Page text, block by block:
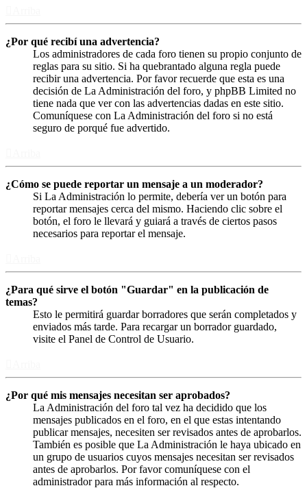
¿Por qué recibí una advertencia?
Los administradores de cada foro tienen su propio conjunto de
reglas para su sitio. Si ha quebrantado alguna regla puede
recibir una advertencia. Por favor recuerde que esta es una
decisión de La Administración del foro, y phpBB Limited no
tiene nada que ver con las advertencias dadas en este sitio.
Comuníquese con La Administración del foro si no está
seguro de porqué fue advertido.
¿Cómo se puede reportar un mensaje a un moderador?
Si La Administración lo permite, debería ver un botón para
reportar mensajes cerca del mismo. Haciendo clic sobre el
botón, el foro le llevará y guiará a través de ciertos pasos
necesarios para reportar el mensaje.
¿Para qué sirve el botón "Guardar" en la publicación de
temas?
Esto le permitirá guardar borradores que serán completados y
enviados más tarde. Para recargar un borrador guardado,
visite el Panel de Control de Usuario.
¿Por qué mis mensajes necesitan ser aprobados?
La Administración del foro tal vez ha decidido que los
mensajes publicados en el foro, en el que estas intentando
publicar mensajes, necesiten ser revisados antes de aprobarlos.
También es posible que La Administración le haya ubicado en
un grupo de usuarios cuyos mensajes necesitan ser revisados
antes de aprobarlos. Por favor comuníquese con el
administrador para más información al respecto.